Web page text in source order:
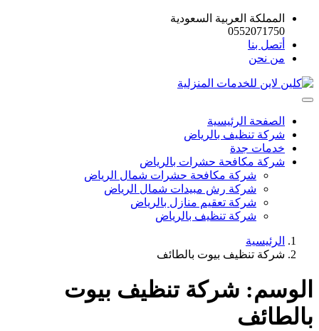
المملكة العربية السعودية
0552071750
أتصل بنا
من نحن
الصفحة الرئيسية
شركة تنظيف بالرياض
خدمات جدة
شركة مكافحة حشرات بالرياض
شركة مكافحة حشرات شمال الرياض
شركة رش مبيدات شمال الرياض
شركة تعقيم منازل بالرياض
شركة تنظيف بالرياض
الرئيسية
شركة تنظيف بيوت بالطائف
الوسم: شركة تنظيف بيوت
بالطائف